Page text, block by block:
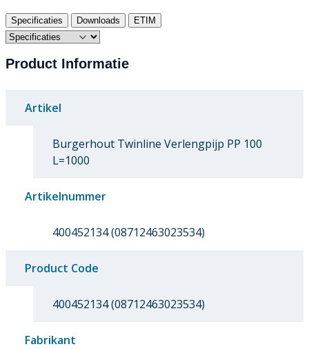
Specificaties Downloads ETIM
Product Informatie
Artikel
Burgerhout Twinline Verlengpijp PP 100
L=1000
Artikelnummer
400452134 (08712463023534)
Product Code
400452134 (08712463023534)
Fabrikant